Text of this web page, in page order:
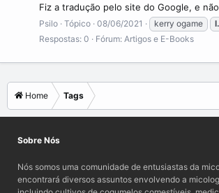
Fiz a tradução pelo site do Google, e
Psilo Tópico 08/06/2021 kerry ogame l.
Respostas: 0
Fórum: Artigos e E-Books
Home Tags
Sobre Nós
Nós somos uma comunidade de entusiastas da
encontrará diversos assuntos envolvendo a